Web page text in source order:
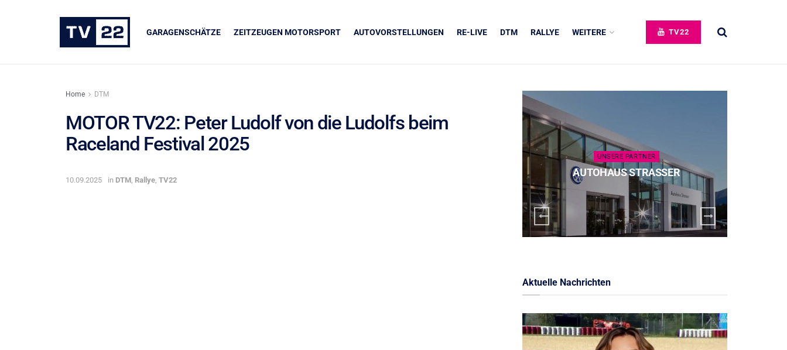
GARAGENSCHÄTZE ZEITZEUGEN MOTORSPORT AUTOVORSTELLUNGEN RE-LIVE DTM RALLYE WEITERE TV22
Home DTM
MOTOR TV22: Peter Ludolf von die Ludolfs beim
Raceland Festival 2025
10.09.2025 in DTM, Rallye, TV22
UNSERE PARTNER
AUTOHAUS STRASSER
Aktuelle Nachrichten